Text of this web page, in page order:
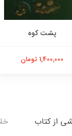
پشت کوه
1,400,000 تومان
از کتاب